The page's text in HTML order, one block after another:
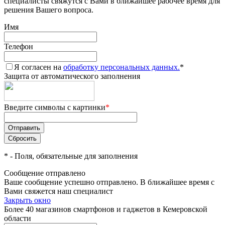
решения Вашего вопроса.
Имя
Телефон
Я согласен на обработку персональных данных.*
Защита от автоматического заполнения
Введите символы с картинки*
* - Поля, обязательные для заполнения
Сообщение отправлено
Ваше сообщение успешно отправлено. В ближайшее время с
Вами свяжется наш специалист
Закрыть окно
Более 40 магазинов смартфонов и гаджетов в Кемеровской
области